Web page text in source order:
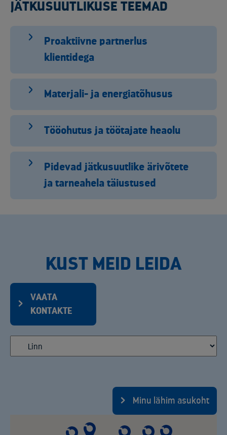
JÄTKUSUUTLIKUSE TEEMAD
Proaktiivne partnerlus
klientidega
Materjali- ja energiatõhusus
Tööohutus ja töötajate heaolu
Pidevad jätkusuutlike ärivõtete
ja tarneahela täiustused
KUST MEID LEIDA
VAATA
KONTAKTE
Minu lähim asukoht